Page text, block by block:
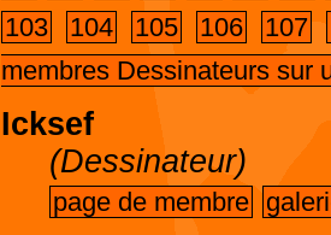
103
104 105 106 107
membres Dessinateurs sur
Icksef
(Dessinateur)
page de membre